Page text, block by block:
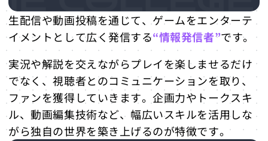
生配信や動画投稿を通じて、ゲームをエンターテ
イメントとして広く発信する“情報発信者”です。
実況や解説を交えながらプレイを楽しませるだけ
でなく、視聴者とのコミュニケーションを取り、
ファンを獲得していきます。企画力やトークスキ
ル、動画編集技術など、幅広いスキルを活用しな
がら独自の世界を築き上げるのが特徴です。